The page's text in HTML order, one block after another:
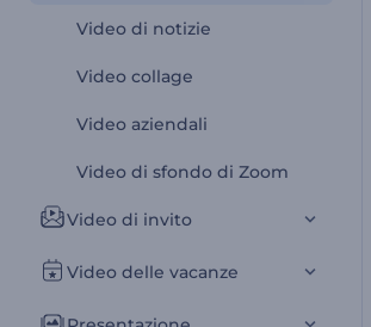
Video di notizie
Video collage
Video aziendali
Video di sfondo di Zoom
Video di invito
Video delle vacanze